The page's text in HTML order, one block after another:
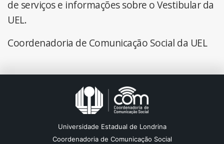
de serviços e informações sobre o Vestibular da
UEL.
Coordenadoria de Comunicação Social da UEL
Universidade Estadual de Londrina
Coordenadoria de Comunicação Social